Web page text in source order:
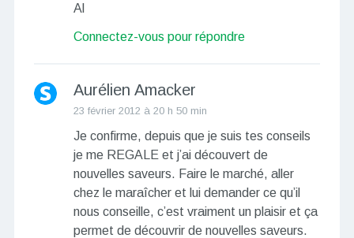
Al
Connectez-vous pour répondre
Aurélien Amacker
23 février 2012 à 20 h 50 min
Je confirme, depuis que je suis tes conseils
je me REGALE et j’ai découvert de
nouvelles saveurs. Faire le marché, aller
chez le maraîcher et lui demander ce qu’il
nous conseille, c’est vraiment un plaisir et ça
permet de découvrir de nouvelles saveurs.